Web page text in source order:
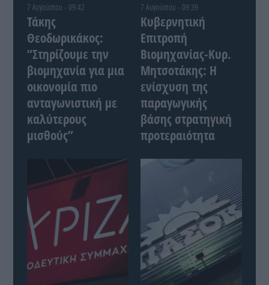
7 Αυγούστου - 09:42
Τάκης
Θεοδωρικάκος:
“Στηρίζουμε την
βιομηχανία για μια
οικονομία πιο
ανταγωνιστική με
καλύτερους
μισθούς”
7 Αυγούστου - 09:39
Κυβερνητική
Επιτροπή
Βιομηχανίας-Κυρ.
Μητσοτάκης: Η
ενίσχυση της
παραγωγικής
βάσης στρατηγική
προτεραιότητα